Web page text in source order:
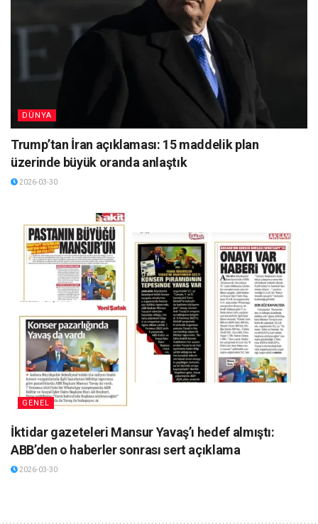
DÜNYA
Trump’tan İran açıklaması: 15 maddelik plan
üzerinde büyük oranda anlaştık
2026-03-30
GENEL
İktidar gazeteleri Mansur Yavaş’ı hedef almıştı:
ABB’den o haberler sonrası sert açıklama
2026-03-30